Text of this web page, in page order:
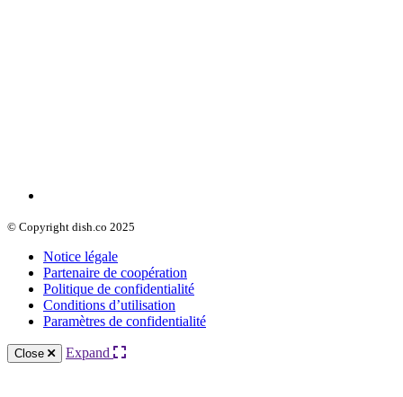
© Copyright dish.co 2025
Notice légale
Partenaire de coopération
Politique de confidentialité
Conditions d’utilisation
Paramètres de confidentialité
Close Expand